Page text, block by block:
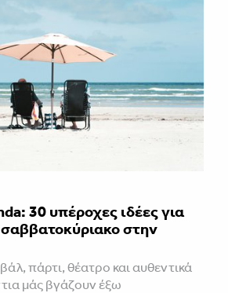
30 υπέροχες ιδέες για
στην
πάρτι, θέατρο και αυθεντικά
μάς βγάζουν έξω